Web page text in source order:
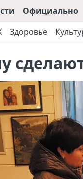
Официально
Здоровье